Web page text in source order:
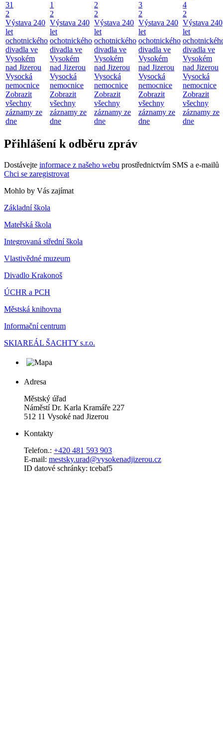
31
2
Výstava 240
let
ochotnického
divadla ve
Vysokém
nad Jizerou
Vysocká
nemocnice
Zobrazit
všechny
záznamy ze
dne
1
2
Výstava 240
let
ochotnického
divadla ve
Vysokém
nad Jizerou
Vysocká
nemocnice
Zobrazit
všechny
záznamy ze
dne
2
2
Výstava 240
let
ochotnického
divadla ve
Vysokém
nad Jizerou
Vysocká
nemocnice
Zobrazit
všechny
záznamy ze
dne
3
2
Výstava 240
let
ochotnického
divadla ve
Vysokém
nad Jizerou
Vysocká
nemocnice
Zobrazit
všechny
záznamy ze
dne
4
2
Výstava 240
let
divadla ve
Vysokém
nad Jizerou
Vysocká
nemocnice
Zobrazit
všechny
záznamy ze
dne
Přihlášení k odběru zpráv
Dostávejte informace z našeho webu prostřednictvím SMS a e-mailů
Chci se zaregistrovat
Mohlo by Vás zajímat
Základní škola
Mateřská škola
Integrovaná střední škola
Vlastivědné muzeum
Divadlo Krakonoš
ÚCHR a PCH
Městská knihovna
Informační centrum
SKIAREÁL ŠACHTY s.r.o.
Adresa
Městský úřad
Náměstí Dr. Karla Kramáře 227
512 11 Vysoké nad Jizerou
Kontakty
Telefon.: +420 481 593 903
E-mail: mestsky.urad@vysokenadjizerou.cz
ID datové schránky: tcebaf5